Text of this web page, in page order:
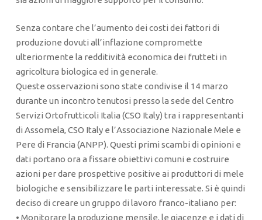
Senza contare che l’aumento dei costi dei fattori di
produzione dovuti all’inflazione compromette
ulteriormente la redditività economica dei frutteti in
agricoltura biologica ed in generale.
Queste osservazioni sono state condivise il 14 marzo
durante un incontro tenutosi presso la sede del Centro
Servizi Ortofrutticoli Italia (CSO Italy) tra i rappresentanti
di Assomela, CSO Italy e l’Associazione Nazionale Mele e
Pere di Francia (ANPP). Questi primi scambi di opinioni e
dati portano ora a fissare obiettivi comuni e costruire
azioni per dare prospettive positive ai produttori di mele
biologiche e sensibilizzare le parti interessate. Si è quindi
deciso di creare un gruppo di lavoro franco-italiano per:
• Monitorare la produzione mensile, le giacenze e i dati di